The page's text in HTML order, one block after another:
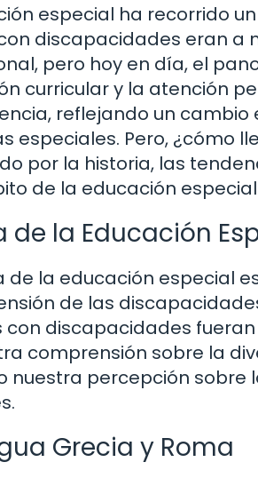
especial ha recorrido
discapacidades eran a
pero hoy en día, el
curricular y la atención
reflejando un
especiales. Pero, ¿cómo
por la historia, las
de la educación
de la Educación
de la educación especial
de las
con discapacidades
comprensión sobre la
nuestra percepción sobre
Grecia y Roma